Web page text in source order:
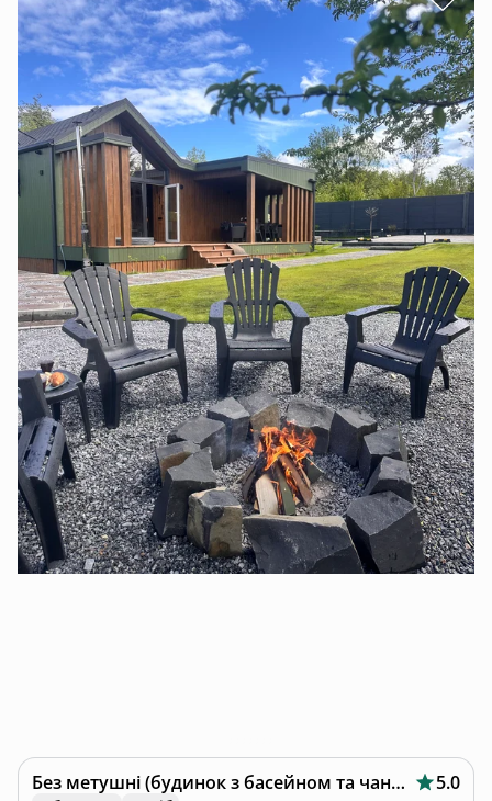
Без метушні (будинок з басейном та чаном) 5.0